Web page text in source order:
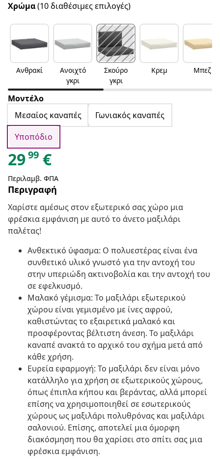
Χρώμα(10 διαθέσιμες επιλογές)
Ανθρακί
Ανοιχτό
γκρι
Σκούρο
γκρι
Κρεμ Μπεζ
Μοντέλο
Μεσαίος καναπές
Γωνιακός καναπές
Υποπόδιο
2999 €
Περιλαμβ. ΦΠΑ
Περιγραφή
Χαρίστε αμέσως στον εξωτερικό σας χώρο μια
φρέσκια εμφάνιση με αυτό το άνετο μαξιλάρι
παλέτας!
Ανθεκτικό ύφασμα: Ο πολυεστέρας είναι ένα
συνθετικό υλικό γνωστό για την αντοχή του
στην υπεριώδη ακτινοβολία και την αντοχή του
σε εφελκυσμό.
Μαλακό γέμισμα: Το μαξιλάρι εξωτερικού
χώρου είναι γεμισμένο με ίνες αφρού,
καθιστώντας το εξαιρετικά μαλακό και
προσφέροντας βέλτιστη άνεση. Το μαξιλάρι
καναπέ ανακτά το αρχικό του σχήμα μετά από
κάθε χρήση.
Ευρεία εφαρμογή: Το μαξιλάρι δεν είναι μόνο
κατάλληλο για χρήση σε εξωτερικούς χώρους,
όπως έπιπλα κήπου και βεράντας, αλλά μπορεί
επίσης να χρησιμοποιηθεί σε εσωτερικούς
χώρους ως μαξιλάρι πολυθρόνας και μαξιλάρι
σαλονιού. Επίσης, αποτελεί μια όμορφη
διακόσμηση που θα χαρίσει στο σπίτι σας μια
φρέσκια εμφάνιση.